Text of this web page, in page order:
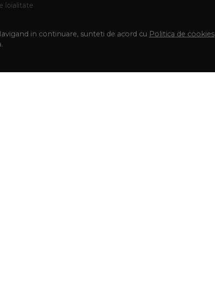
in continuare, sunteti de acord cu Politica de cookies
loialitate